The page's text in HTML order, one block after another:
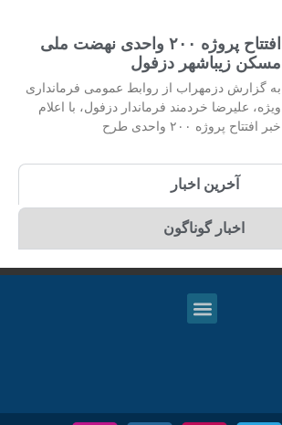
افتتاح پروژه ۲۰۰ واحدی نهضت ملی
مسکن زیباشهر دزفول
به گزارش دزمهراب از روابط عمومی فرمانداری
ویژه، علیرضا خردمند فرماندار دزفول، با اعلام
خبر افتتاح پروژه ۲۰۰ واحدی طرح
آخرین اخبار
اخبار گوناگون